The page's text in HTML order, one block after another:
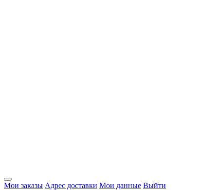
Мои заказы Адрес доставки Мои данные Выйти